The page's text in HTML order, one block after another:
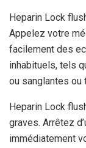
Heparin Lock
Appelez votre
facilement des
inhabituels, tels
ou sanglantes ou
Heparin Lock
graves. Arrêtez
immédiatement